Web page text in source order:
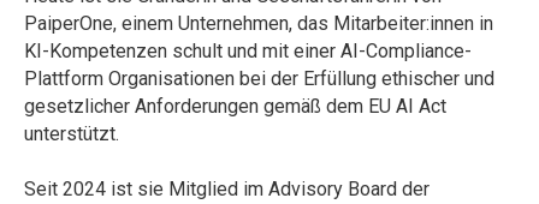
PaiperOne, einem Unternehmen, das Mitarbeiter:innen in
KI-Kompetenzen schult und mit einer AI-Compliance-
Plattform Organisationen bei der Erfüllung ethischer und
gesetzlicher Anforderungen gemäß dem EU AI Act
unterstützt.
Seit 2024 ist sie Mitglied im Advisory Board der